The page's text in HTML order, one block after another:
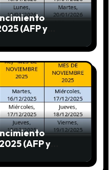
(AFP y
(AFP y